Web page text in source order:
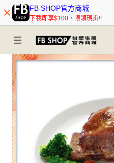
FB SHOP官方商城
下載即享$100，限領現折!!